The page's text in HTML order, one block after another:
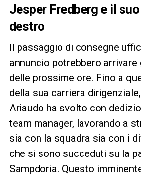
Jesper Fredberg e il
destro
Il passaggio di consegne
annuncio potrebbero arrivare
delle prossime ore. Fino a
della sua carriera
Ariaudo ha svolto con
team manager, lavorando a
sia con la squadra sia con i
che si sono succeduti sulla
Sampdoria. Questo